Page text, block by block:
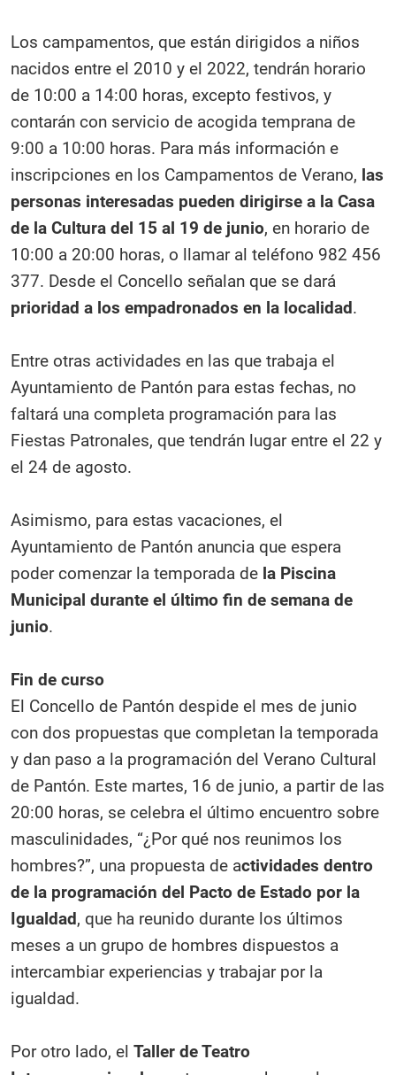
Los campamentos, que están dirigidos a niños
nacidos entre el 2010 y el 2022, tendrán horario
de 10:00 a 14:00 horas, excepto festivos, y
contarán con servicio de acogida temprana de
9:00 a 10:00 horas. Para más información e
inscripciones en los Campamentos de Verano, las
personas interesadas pueden dirigirse a la Casa
de la Cultura del 15 al 19 de junio, en horario de
10:00 a 20:00 horas, o llamar al teléfono 982 456
377. Desde el Concello señalan que se dará
prioridad a los empadronados en la localidad.
Entre otras actividades en las que trabaja el
Ayuntamiento de Pantón para estas fechas, no
faltará una completa programación para las
Fiestas Patronales, que tendrán lugar entre el 22 y
el 24 de agosto.
Asimismo, para estas vacaciones, el
Ayuntamiento de Pantón anuncia que espera
poder comenzar la temporada de la Piscina
Municipal durante el último fin de semana de
junio.
Fin de curso
El Concello de Pantón despide el mes de junio
con dos propuestas que completan la temporada
y dan paso a la programación del Verano Cultural
de Pantón. Este martes, 16 de junio, a partir de las
20:00 horas, se celebra el último encuentro sobre
masculinidades, “¿Por qué nos reunimos los
hombres?”, una propuesta de actividades dentro
de la programación del Pacto de Estado por la
Igualdad, que ha reunido durante los últimos
meses a un grupo de hombres dispuestos a
intercambiar experiencias y trabajar por la
igualdad.
Por otro lado, el Taller de Teatro